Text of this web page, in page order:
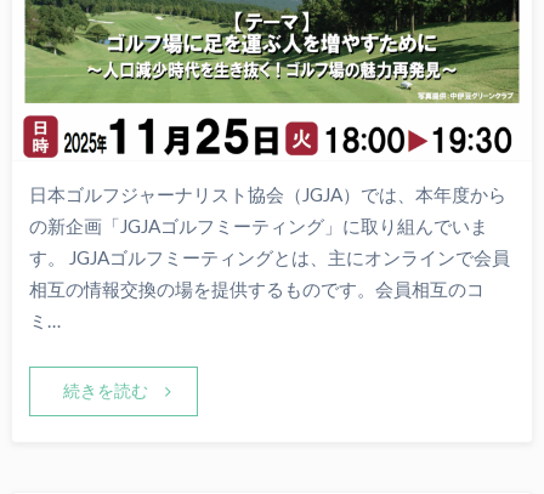
日本ゴルフジャーナリスト協会（JGJA）では、本年度から
の新企画「JGJAゴルフミーティング」に取り組んでいま
す。 JGJAゴルフミーティングとは、主にオンラインで会員
相互の情報交換の場を提供するものです。会員相互のコ
ミ…
続きを読む